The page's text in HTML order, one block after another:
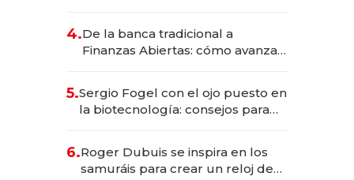
4.De la banca tradicional a
Finanzas Abiertas: cómo avanza
5.Sergio Fogel con el ojo puesto en
la biotecnología: consejos para
6.Roger Dubuis se inspira en los
samuráis para crear un reloj de